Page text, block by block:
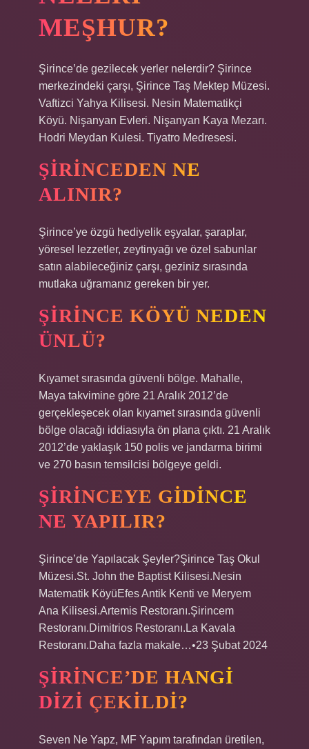
MEŞHUR?
Şirince’de gezilecek yerler nelerdir? Şirince
merkezindeki çarşı, Şirince Taş Mektep Müzesi.
Vaftizci Yahya Kilisesi. Nesin Matematikçi
Köyü. Nişanyan Evleri. Nişanyan Kaya Mezarı.
Hodri Meydan Kulesi. Tiyatro Medresesi.
ŞIRINCEDEN NE
ALINIR?
Şirince’ye özgü hediyelik eşyalar, şaraplar,
yöresel lezzetler, zeytinyağı ve özel sabunlar
satın alabileceğiniz çarşı, geziniz sırasında
mutlaka uğramanız gereken bir yer.
ŞIRINCE KÖYÜ NEDEN
ÜNLÜ?
Kıyamet sırasında güvenli bölge. Mahalle,
Maya takvimine göre 21 Aralık 2012’de
gerçekleşecek olan kıyamet sırasında güvenli
bölge olacağı iddiasıyla ön plana çıktı. 21 Aralık
2012’de yaklaşık 150 polis ve jandarma birimi
ve 270 basın temsilcisi bölgeye geldi.
ŞIRINCEYE GIDINCE
NE YAPILIR?
Şirince’de Yapılacak Şeyler?Şirince Taş Okul
Müzesi.St. John the Baptist Kilisesi.Nesin
Matematik KöyüEfes Antik Kenti ve Meryem
Ana Kilisesi.Artemis Restoranı.Şirincem
Restoranı.Dimitrios Restoranı.La Kavala
Restoranı.Daha fazla makale…•23 Şubat 2024
ŞIRINCE’DE HANGI
DIZI ÇEKILDI?
Seven Ne Yapz, MF Yapım tarafından üretilen,